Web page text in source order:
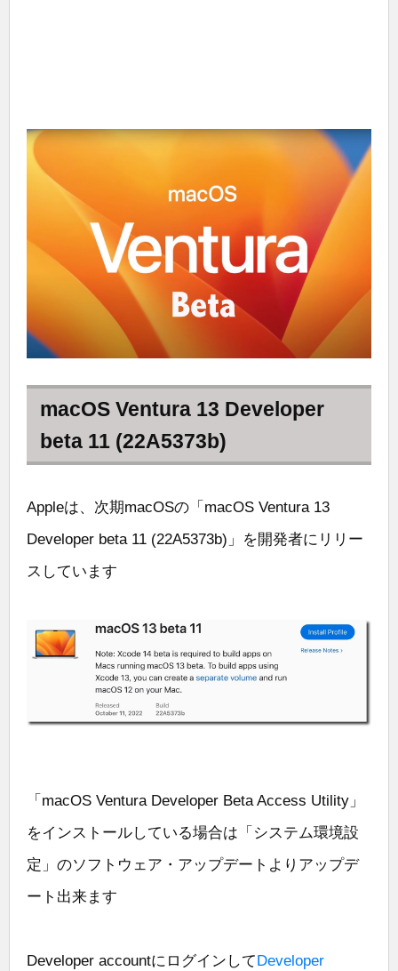
macOS Ventura 13 Developer
beta 11 (22A5373b)
Appleは、次期macOSの「macOS Ventura 13
Developer beta 11 (22A5373b)」を開発者にリリー
スしています
「macOS Ventura Developer Beta Access Utility」
をインストールしている場合は「システム環境設
定」のソフトウェア・アップデートよりアップデ
ート出来ます
Developer accountにログインして Developer